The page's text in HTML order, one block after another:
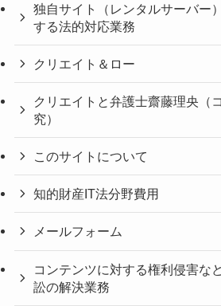
独自サイト（レンタルサーバー
する法的対応業務
クリエイト＆ロー
クリエイトと弁護士齋藤理央（
究）
このサイトについて
知的財産IT法分野費用
メールフォーム
コンテンツに対する権利侵害な
訟の解決業務